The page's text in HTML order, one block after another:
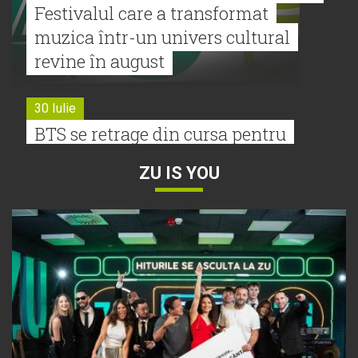
Festivalul care a transformat
muzica într-un univers cultural
revine în august
30 Iulie
BTS se retrage din cursa pentru
Tyla a lansat un nou album:
„A*Pop”
30 Iulie
Alexia lansează videoclipul oficial
pentru „Nu mai am nume”
ZU IS YOU